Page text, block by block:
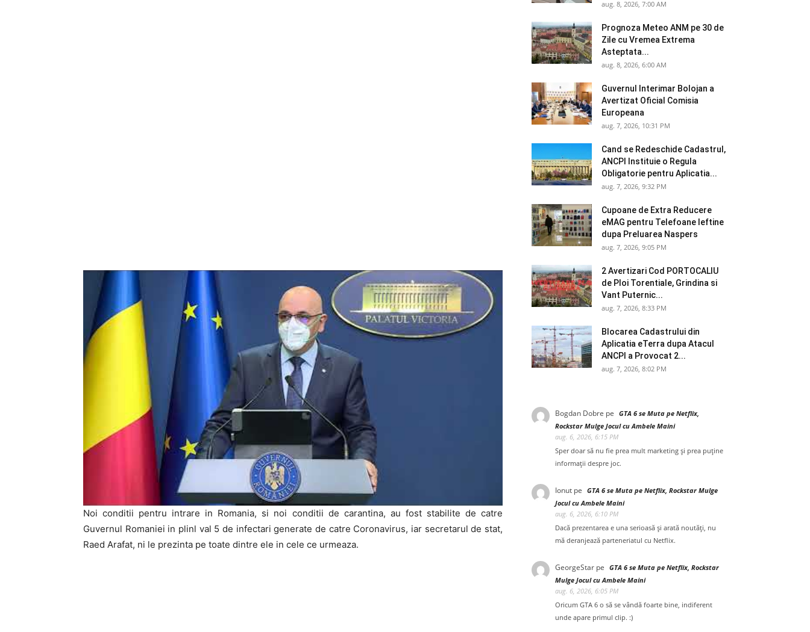
Noi conditii pentru intrare in Romania, si noi conditii de carantina, au fost stabilite de catre
Guvernul Romaniei in plinl val 5 de infectari generate de catre Coronavirus, iar secretarul de stat,
Raed Arafat, ni le prezinta pe toate dintre ele in cele ce urmeaza.
aug. 8, 2026, 7:00 AM
Prognoza Meteo ANM pe 30 de
Zile cu Vremea Extrema
Asteptata...
aug. 8, 2026, 6:00 AM
Guvernul Interimar Bolojan a
Avertizat Oficial Comisia
Europeana
aug. 7, 2026, 10:31 PM
Cand se Redeschide Cadastrul,
ANCPI Instituie o Regula
Obligatorie pentru Aplicatia...
aug. 7, 2026, 9:32 PM
Cupoane de Extra Reducere
eMAG pentru Telefoane Ieftine
dupa Preluarea Naspers
aug. 7, 2026, 9:05 PM
2 Avertizari Cod PORTOCALIU
de Ploi Torentiale, Grindina si
Vant Puternic...
aug. 7, 2026, 8:33 PM
Blocarea Cadastrului din
Aplicatia eTerra dupa Atacul
ANCPI a Provocat 2...
aug. 7, 2026, 8:02 PM
Bogdan Dobre pe GTA 6 se Muta pe Netflix,
Rockstar Mulge Jocul cu Ambele Maini
aug. 6, 2026, 6:15 PM
Sper doar să nu fie prea mult marketing și prea puține
informații despre joc.
Ionut pe GTA 6 se Muta pe Netflix, Rockstar Mulge
Jocul cu Ambele Maini
aug. 6, 2026, 6:10 PM
Dacă prezentarea e una serioasă și arată noutăți, nu
mă deranjează parteneriatul cu Netflix.
GeorgeStar pe GTA 6 se Muta pe Netflix, Rockstar
Mulge Jocul cu Ambele Maini
aug. 6, 2026, 6:05 PM
Oricum GTA 6 o să se vândă foarte bine, indiferent
unde apare primul clip. :)